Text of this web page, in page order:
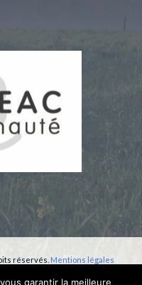
réservés. Mentions légales
garantir la meilleure